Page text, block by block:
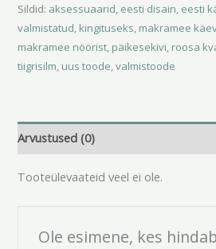
Sildid: aksessuaarid eesti disain eesti
valmistatud kingituseks makramee
makramee nöörist päikesekivi roosa
tiigrisilm uus toode ,valmistoode
Arvustused (0)
Tooteülevaateid veel ei ole.
Ole esimene, kes